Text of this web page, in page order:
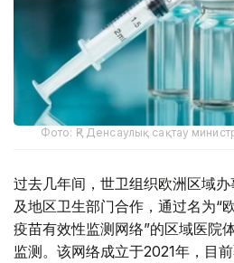
Фото: ҚР Денсаулық сақтау
过去几年间，世卫组织欧洲区域
及地区卫生部门合作，通过名为“
疫苗有效性监测网络”的区域医院
监测。该网络成立于2021年，目